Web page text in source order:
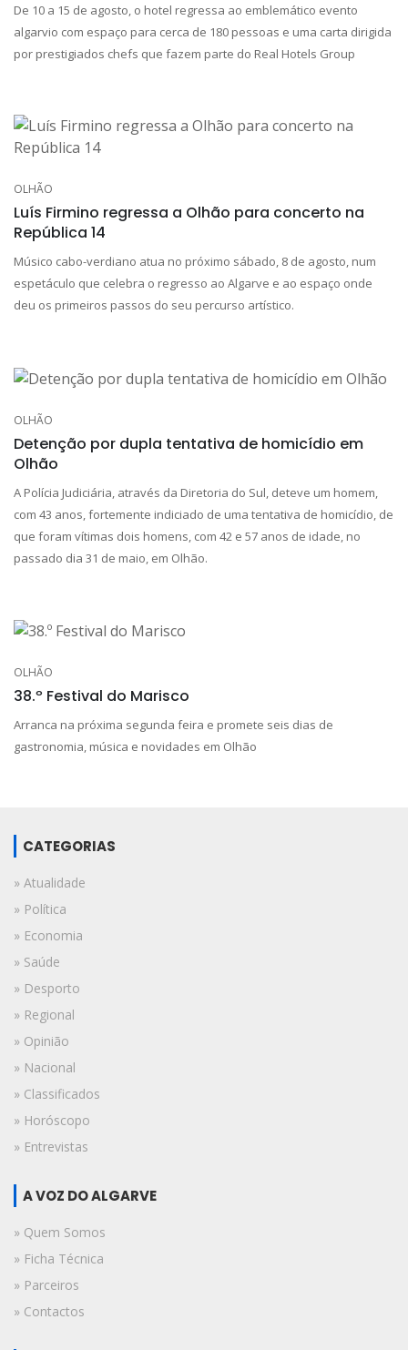
De 10 a 15 de agosto, o hotel regressa ao emblemático evento
algarvio com espaço para cerca de 180 pessoas e uma carta dirigida
por prestigiados chefs que fazem parte do Real Hotels Group
OLHÃO
Luís Firmino regressa a Olhão para concerto na
República 14
Músico cabo-verdiano atua no próximo sábado, 8 de agosto, num
espetáculo que celebra o regresso ao Algarve e ao espaço onde
deu os primeiros passos do seu percurso artístico.
OLHÃO
Detenção por dupla tentativa de homicídio em
Olhão
A Polícia Judiciária, através da Diretoria do Sul, deteve um homem,
com 43 anos, fortemente indiciado de uma tentativa de homicídio, de
que foram vítimas dois homens, com 42 e 57 anos de idade, no
passado dia 31 de maio, em Olhão.
OLHÃO
38.º Festival do Marisco
Arranca na próxima segunda feira e promete seis dias de
gastronomia, música e novidades em Olhão
CATEGORIAS
» Atualidade
» Política
» Economia
» Saúde
» Desporto
» Regional
» Opinião
» Nacional
» Classificados
» Horóscopo
» Entrevistas
A VOZ DO ALGARVE
» Quem Somos
» Ficha Técnica
» Parceiros
» Contactos